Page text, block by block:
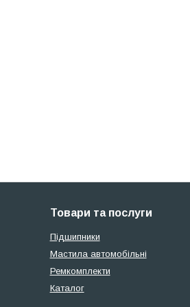
Товари та послуги
Підшипники
Мастила автомобільні
Ремкомплекти
Каталог